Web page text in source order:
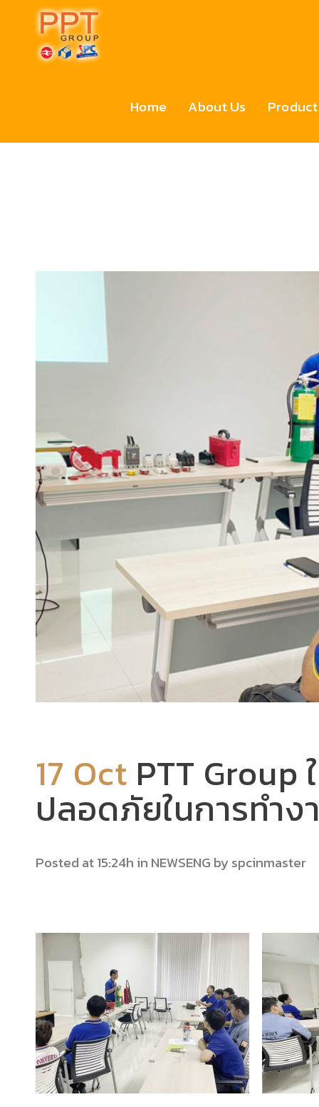
Home About Us
17 Oct PTT Group
ปลอดภัยในการทำง
Posted at 15:24h in NEWSENG byspcinmaster